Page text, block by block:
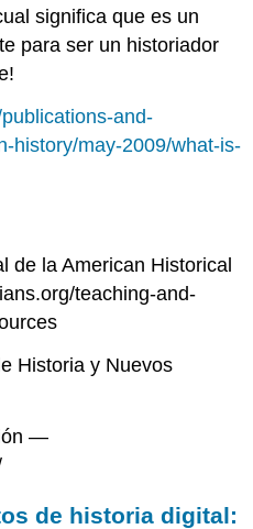
significa que es un
para ser un historiador
and-
history/may-2009/what-is-
de la American Historical
teaching-and-
Historia y Nuevos
—
de historia digital: